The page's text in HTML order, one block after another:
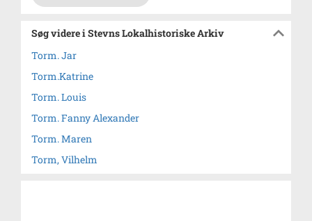
Søg videre i Stevns Lokalhistoriske Arkiv
Torm. Jar
Torm.Katrine
Torm. Louis
Torm. Fanny Alexander
Torm. Maren
Torm, Vilhelm